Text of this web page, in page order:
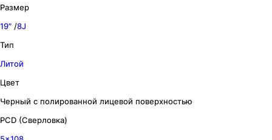
Размер
19″ /8J
Тип
Литой
Цвет
Черный с полированной лицевой поверхностью
PCD (Сверловка)